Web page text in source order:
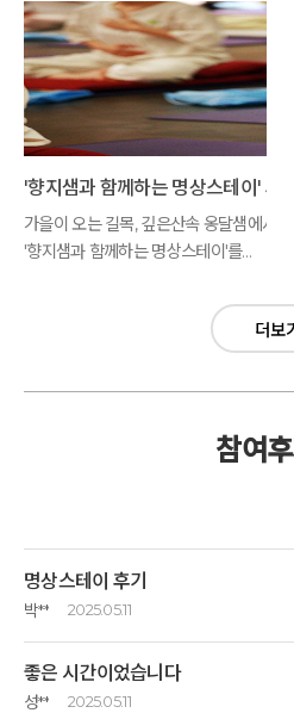
가을이 오는 길목, 깊은산속 옹달샘에서
'향지샘과 함께하는 명상스테이'를
더보기
참여후
명상스테이 후기
박** 2025.05.11
경관과 환경, 그리고 이 명상의 샘에 초대
기회ㅕㅆ습니다.
좋은 시간이었습니다
성** 2025.05.11